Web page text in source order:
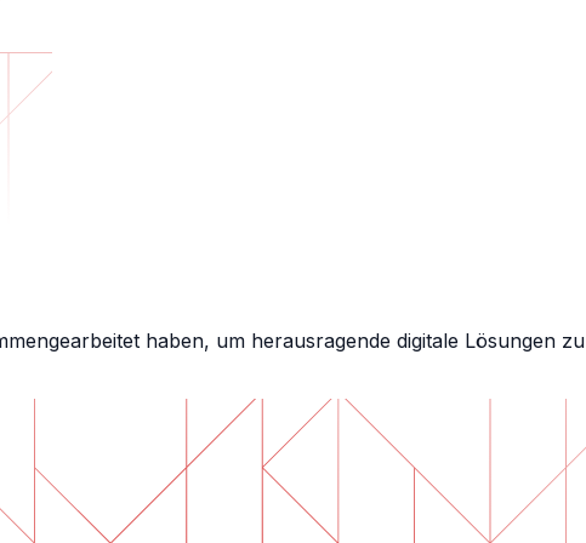
haben, um herausragende digitale Lösungen